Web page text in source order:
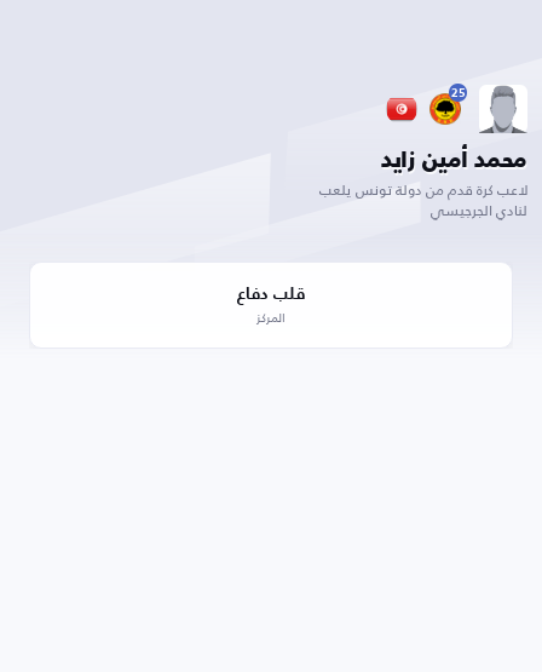
25
محمد أمين زايد
لاعب كرة قدم من دولة تونس يلعب
لنادي الجرجيسي
قلب دفاع
المركز